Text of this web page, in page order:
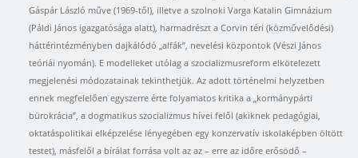
Gáspár László műve (1969-től), illetve a szolnoki Varga Katalin Gimnázium
(Páldi János igazgatósága alatt), harmadrészt a Corvin téri (közművelődési)
háttérintézményben dajkálódó „alfák”, nevelési központok (Vészi János
teóriái nyomán). E modelleket utólag a szocializmusreform elkötelezett
megjelenési módozatainak tekinthetjük. Az adott történelmi helyzetben
ennek megfelelően egyszerre érte folyamatos kritika a „kormánypárti
bürokrácia”, a dogmatikus szocializmus hívei felől (akiknek pedagógiai,
oktatáspolitikai elképzelése lényegében egy konzervatív iskolaképben öltött
testet), másfelől a bírálat forrása volt az az – erre az időre erősödő –